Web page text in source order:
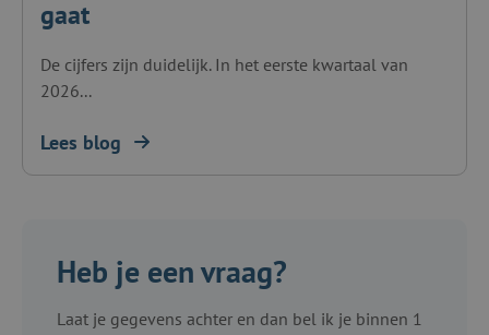
gaat
De cijfers zijn duidelijk. In het eerste kwartaal van
2026...
Lees blog
Heb je een vraag?
Laat je gegevens achter en dan bel ik je binnen 1